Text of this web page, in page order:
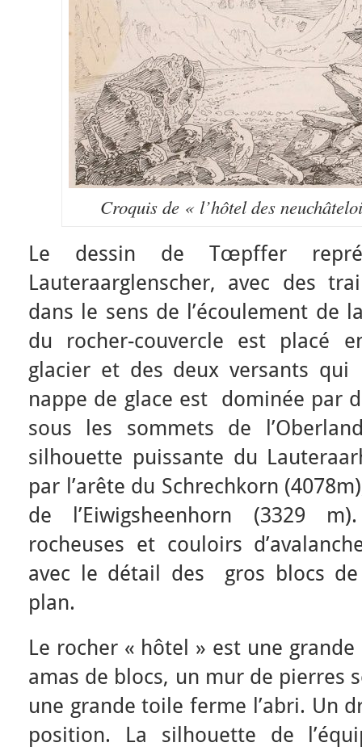
Croquis de « l’hôtel des
Le dessin de Tœpffer
Lauteraarglenscher, avec des
dans le sens de l’écoulement de
du rocher-couvercle est placé
glacier et des deux versants qui
nappe de glace est dominée par
sous les sommets de
silhouette puissante du
par l’arête du Schrechkorn
de l’Eiwigsheenhorn (3329
rocheuses et couloirs
avec le détail des gros blocs
plan.
Le rocher « hôtel » est une
amas de blocs, un mur de pierres
une grande toile ferme l’abri. Un
position. La silhouette de